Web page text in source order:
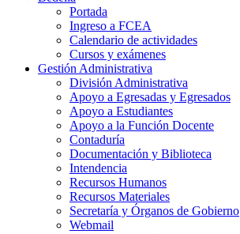
Portada
Ingreso a FCEA
Calendario de actividades
Cursos y exámenes
Gestión Administrativa
División Administrativa
Apoyo a Egresadas y Egresados
Apoyo a Estudiantes
Apoyo a la Función Docente
Contaduría
Documentación y Biblioteca
Intendencia
Recursos Humanos
Recursos Materiales
Secretaría y Órganos de Gobierno
Webmail